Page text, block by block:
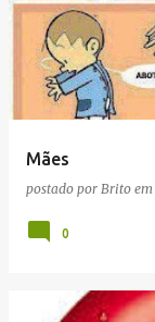
Mães
postado por Brito em
0